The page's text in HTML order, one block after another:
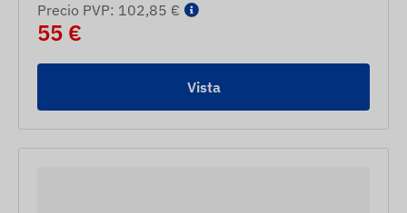
Precio PVP: 102,85 €
55 €
Vista